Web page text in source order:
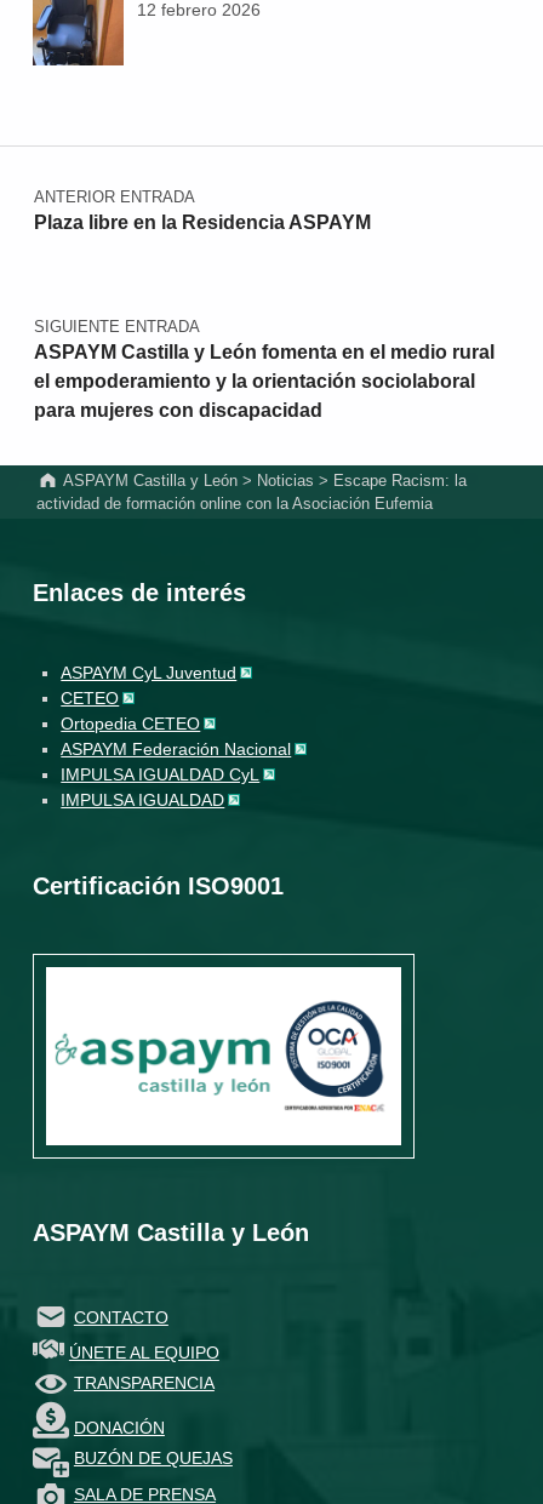
12 febrero 2026
Navegación de entradas
ANTERIOR ENTRADA
Plaza libre en la Residencia ASPAYM
SIGUIENTE ENTRADA
ASPAYM Castilla y León fomenta en el medio rural
el empoderamiento y la orientación sociolaboral
para mujeres con discapacidad
ASPAYM Castilla y León > Noticias > Escape Racism: la
actividad de formación online con la Asociación Eufemia
Enlaces de interés
ASPAYM CyL Juventud
CETEO
Ortopedia CETEO
ASPAYM Federación Nacional
IMPULSA IGUALDAD CyL
IMPULSA IGUALDAD
Certificación ISO9001
ASPAYM Castilla y León
CONTACTO
ÚNETE AL EQUIPO
TRANSPARENCIA
DONACIÓN
BUZÓN DE QUEJAS
SALA DE PRENSA